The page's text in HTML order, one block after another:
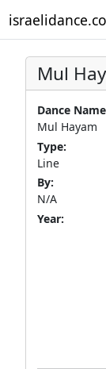
Mul
Dance
Mul Hayam
Type:
Line
By:
N/A
Year: